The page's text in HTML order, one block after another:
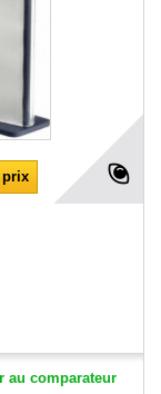
prix
au comparateur